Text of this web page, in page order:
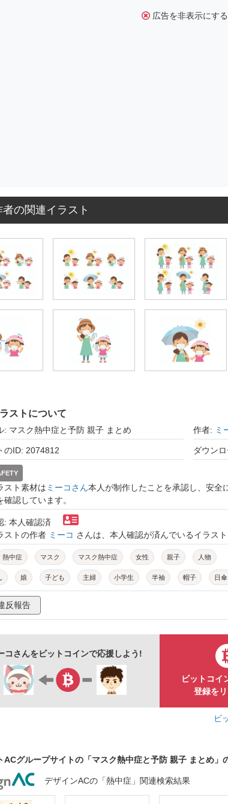
広告を非表示にする
者の関連イラスト
ストについて
: マスク熱中症と予防 親子 まとめ 作者: ミ
のID: 2074812 ダウン
スト素材は ミーコさん本人が制作したことを承認し、安全
確認しています。
: 本人確認済
ストの作者 ミーコ さんは、本人確認が済んでいるイラスト
熱中症 マスク マスク熱中症 女性 親子 人物
娘 子ども 主婦 小学生 半袖 帽子 日傘
水分補給
体調不良 日差し 太陽 汗 暑い 熱 つらい
正面 白背景 人 顔 全身
反報告
コさんをビットコインで応援しよう!
ビットコイ
登録を
ビ
ACグループサイトの「マスク熱中症と予防 親子 まとめ」
デザインACの「熱中症」関連検索結果